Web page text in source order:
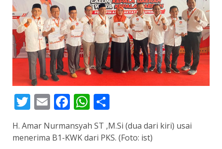
Twitter
EmailFacebook
WhatsApp
H. Amar Nurmansyah ST ,M.Si (dua dari kiri) usai
menerima B1-KWK dari PKS. (Foto: ist)